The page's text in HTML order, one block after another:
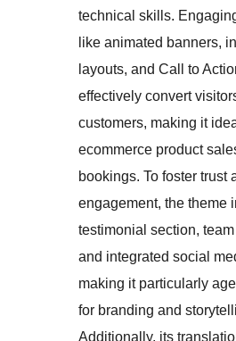
technical skills.
like animated banners,
layouts, and Call to
effectively convert
customers, making it
ecommerce product
bookings. To foster trust
engagement, the theme
testimonial section,
and integrated social
making it particularly
for branding and
Additionally, its